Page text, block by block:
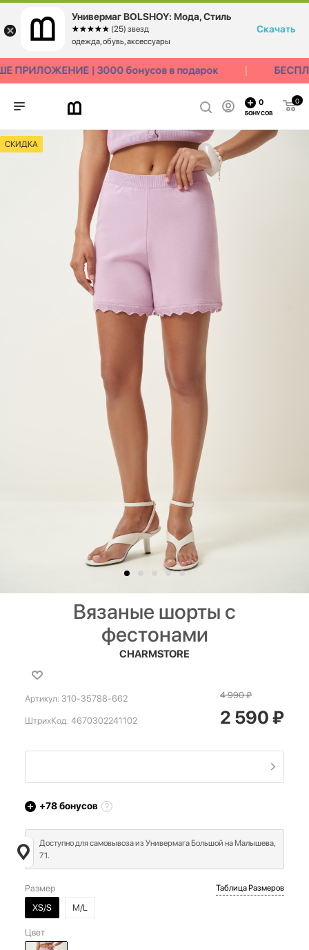
ПРИЛОЖЕНИЕ | 3000 бонусов в подарок
0
0
БОНУСОВ
СКИДКА
Вязаные шорты с
фестонами
CHARMSTORE
Артикул: 310-35788-662
ШтрихКод: 4670302241102
4 990₽
2 590₽
+78бонусов
Доступно для самовывоза из Универмага Большой на Малышева,
71.
Размер
XS/S
M/L
Таблица Размеров
Цвет
Универмаг BOLSHOY: Мода, Стиль
☆☆☆☆☆
★★★★★ (25) звезд
одежда, обувь, аксессуары
Скачать